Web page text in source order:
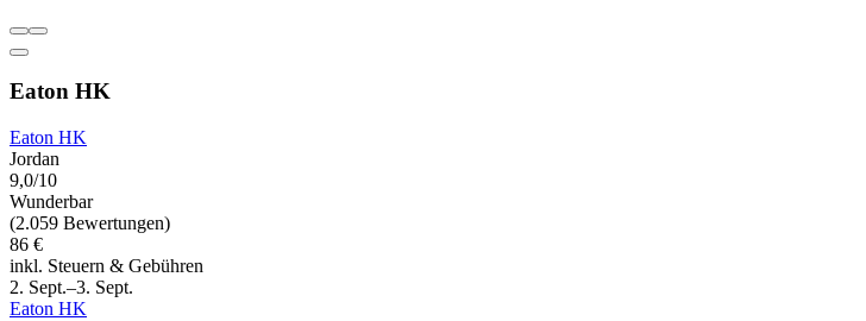
Eaton HK
Eaton HK
Jordan
9,0/10
Wunderbar
(2.059 Bewertungen)
86 €
inkl. Steuern & Gebühren
2. Sept.–3. Sept.
Eaton HK